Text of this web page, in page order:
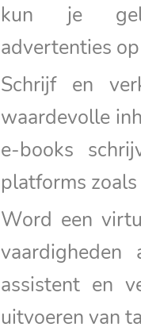
kun je
advertenties op
Schrijf en
waardevolle
e-books
platforms
Word een
assistent en
uitvoeren van